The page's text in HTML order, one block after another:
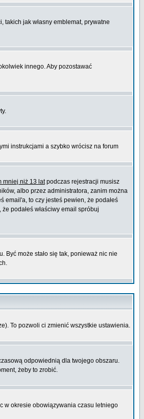
jak własny emblemat, prywatne
innego. Aby pozostawać
instrukcjami a szybko wrócisz na forum
mniej niż 13 latpodczas rejestracji musisz
albo przez administratora, zanim można
email'a, to czy jesteś pewien, że podałeś
podałeś właściwy email spróbuj
Być może stało się tak, ponieważ nic nie
To pozwoli ci zmienić wszystkie ustawienia.
odpowiednią dla twojego obszaru.
żeby to zrobić.
w okresie obowiązywania czasu letniego